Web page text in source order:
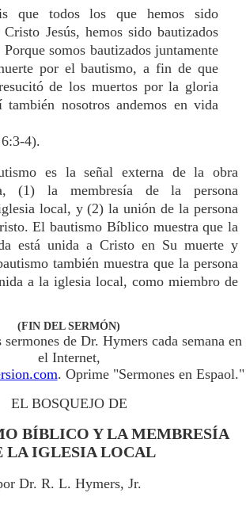
que todos los que hemos sido
Cristo Jesús, hemos sido bautizados
somos bautizados juntamente
por el bautismo, a fin de que
de los muertos por la gloria
también nosotros andemos en vida
4).
es la señal externa de la obra
(1) la membresía de la persona
local, y (2) la unión de la persona
El bautismo Bíblico muestra que la
está unida a Cristo en Su muerte y
también muestra que la persona
a la iglesia local, como miembro de
(FIN DEL SERMÓN)
de Dr. Hymers cada semana en
el Internet,
. Oprime "Sermones en Espaol."
EL BOSQUEJO DE
BÍBLICO Y LA MEMBRESÍA
LA IGLESIA LOCAL
Dr. R. L. Hymers, Jr.